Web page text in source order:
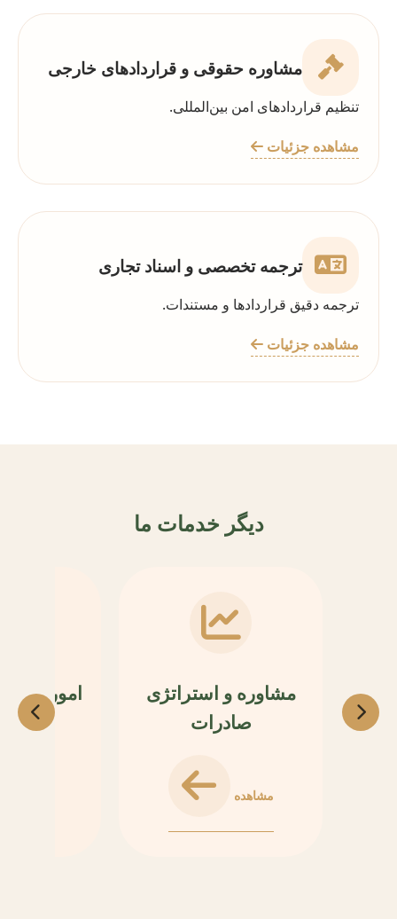
مشاوره حقوقی و قراردادهای خارجی
تنظیم قراردادهای امن بین‌المللی.
مشاهده جزئیات
ترجمه تخصصی و اسناد تجاری
ترجمه دقیق قراردادها و مستندات.
مشاهده جزئیات
دیگر خدمات ما
مشاوره و استراتژی
صادرات
مشاهده
امور